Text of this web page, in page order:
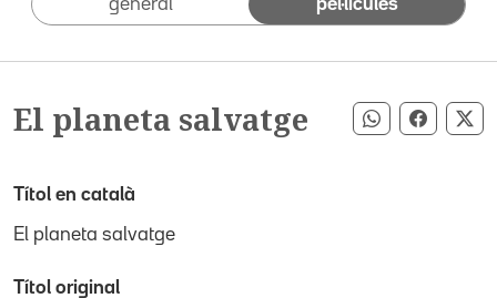
general pel·lícules
El planeta salvatge Compartir
Títol en català
El planeta salvatge
Títol original